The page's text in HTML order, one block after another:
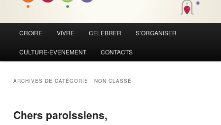
principal
CROIRE VIVRE CELEBRER S’ORGANISER
CULTURE-EVENEMENT CONTACTS
ARCHIVES DE CATÉGORIE :NON CLASSÉ
Chers paroissiens,